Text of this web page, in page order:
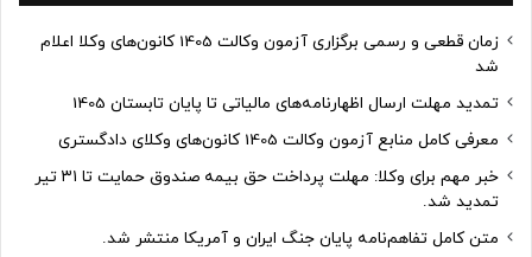
زمان قطعی و رسمی برگزاری آزمون وکالت 1405 کانون‌های وکلا اعلام
شد
تمدید مهلت ارسال اظهارنامه‌های مالیاتی تا پایان تابستان 1405
معرفی کامل منابع آزمون وکالت 1405 کانون‌های وکلای دادگستری
خبر مهم برای وکلا: مهلت پرداخت حق بیمه صندوق حمایت تا ۳۱ تیر
تمدید شد.
متن کامل تفاهم‌نامه پایان جنگ ایران و آمریکا منتشر شد.